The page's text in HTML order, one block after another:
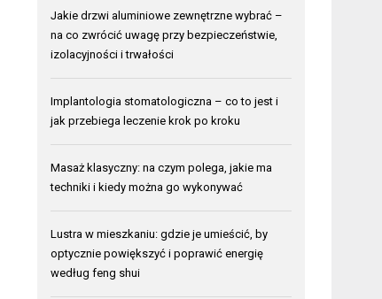
Jakie drzwi aluminiowe zewnętrzne wybrać –
na co zwrócić uwagę przy bezpieczeństwie,
izolacyjności i trwałości
Implantologia stomatologiczna – co to jest i
jak przebiega leczenie krok po kroku
Masaż klasyczny: na czym polega, jakie ma
techniki i kiedy można go wykonywać
Lustra w mieszkaniu: gdzie je umieścić, by
optycznie powiększyć i poprawić energię
według feng shui